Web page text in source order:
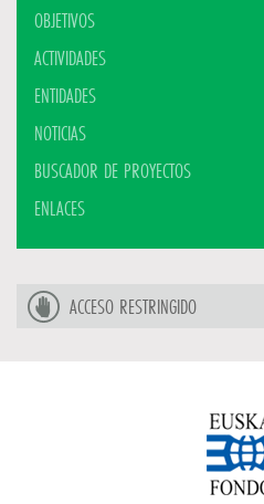
OBJETIVOS
ACTIVIDADES
ENTIDADES
NOTICIAS
BUSCADOR DE PROYECTOS
ENLACES
ACCESO RESTRINGIDO